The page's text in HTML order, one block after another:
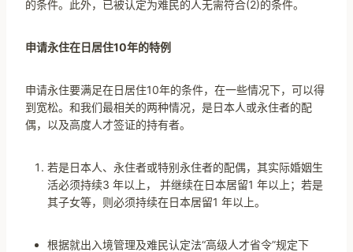
的条件。此外，已被认定为难民的人无需符合(2)的条件。
申请永住在日居住10年的特例
申请永住要满足在日居住10年的条件，在一些情况下，可以得
到宽松。和我们最相关的两种情况，是日本人或永住者的配
偶，以及高度人才签证的持有者。
若是日本人、永住者或特别永住者的配偶，其实际婚姻生
活必须持续3 年以上， 并继续在日本居留1 年以上；若是
其子女等，则必须持续在日本居留1 年以上。
根据就出入境管理及难民认定法“高级人才省令”规定下